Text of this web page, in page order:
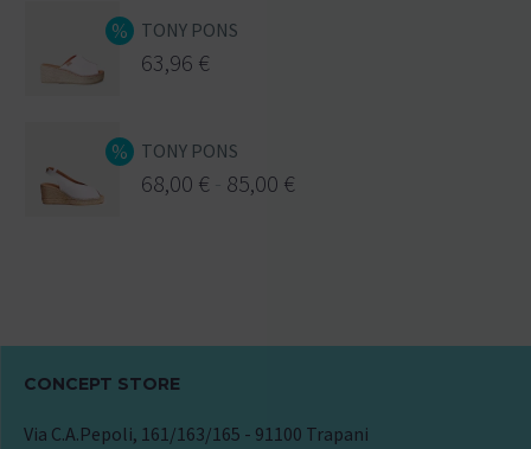
TONY PONS
63,96 €
TONY PONS
68,00 € 85,00 €
CONCEPT STORE
Via C.A.Pepoli, 161/163/165 - 91100 Trapani